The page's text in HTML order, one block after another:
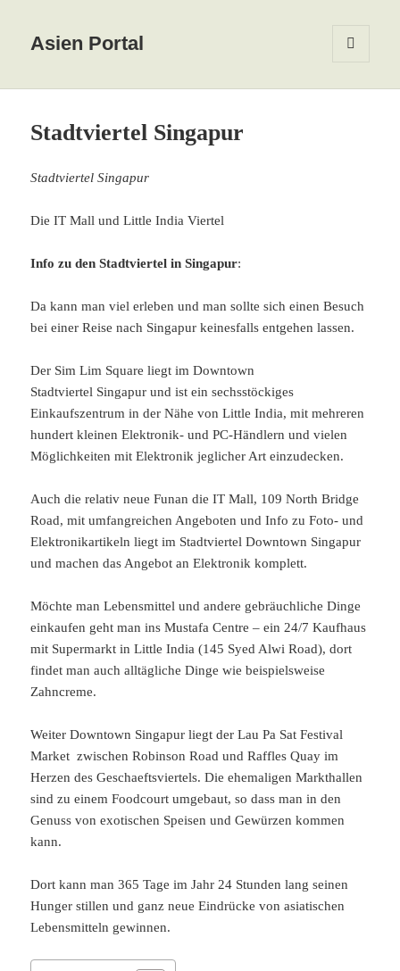
Asien Portal
WIDGETS
Stadtviertel Singapur
Stadtviertel Singapur
Die IT Mall und Little India Viertel
Info zu den Stadtviertel in Singapur:
Da kann man viel erleben und man sollte sich einen Besuch
bei einer Reise nach Singapur keinesfalls entgehen lassen.
Der Sim Lim Square liegt im Downtown
Stadtviertel Singapur und ist ein sechsstöckiges
Einkaufszentrum in der Nähe von Little India, mit mehreren
hundert kleinen Elektronik- und PC-Händlern und vielen
Möglichkeiten mit Elektronik jeglicher Art einzudecken.
Auch die relativ neue Funan die IT Mall, 109 North Bridge
Road, mit umfangreichen Angeboten und Info zu Foto- und
Elektronikartikeln liegt im Stadtviertel Downtown Singapur
und machen das Angebot an Elektronik komplett.
Möchte man Lebensmittel und andere gebräuchliche Dinge
einkaufen geht man ins Mustafa Centre – ein 24/7 Kaufhaus
mit Supermarkt in Little India (145 Syed Alwi Road), dort
findet man auch alltägliche Dinge wie beispielsweise
Zahncreme.
Weiter Downtown Singapur liegt der Lau Pa Sat Festival
Market zwischen Robinson Road und Raffles Quay im
Herzen des Geschaeftsviertels. Die ehemaligen Markthallen
sind zu einem Foodcourt umgebaut, so dass man in den
Genuss von exotischen Speisen und Gewürzen kommen
kann.
Dort kann man 365 Tage im Jahr 24 Stunden lang seinen
Hunger stillen und ganz neue Eindrücke von asiatischen
Lebensmitteln gewinnen.